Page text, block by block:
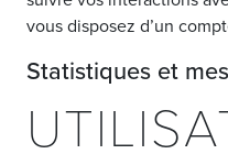
vous disposez d’un
Statistiques et